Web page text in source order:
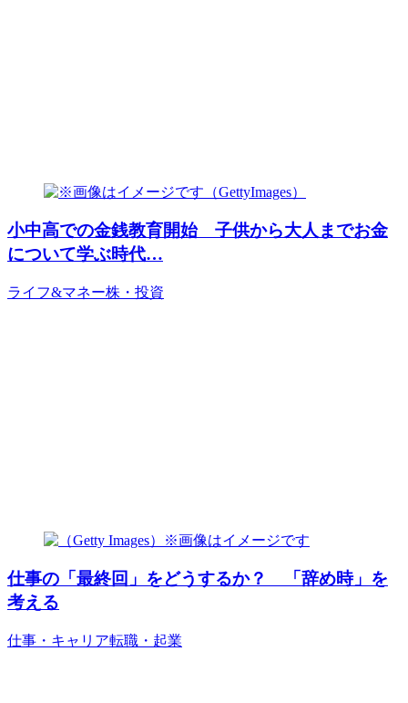
小中高での金銭教育開始 子供から大人までお金
について学ぶ時代…
ライフ&マネー株・投資
仕事の「最終回」をどうするか？ 「辞め時」を
考える
仕事・キャリア転職・起業